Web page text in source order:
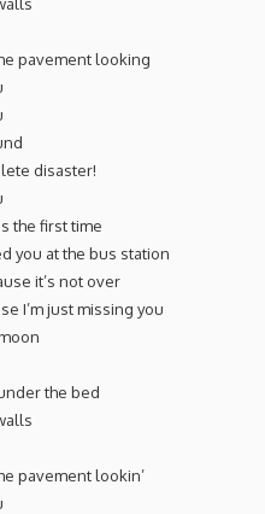
pavement looking
disaster!
the first time
you at the bus station
it’s not over
I’m just missing you
the bed
pavement lookin’